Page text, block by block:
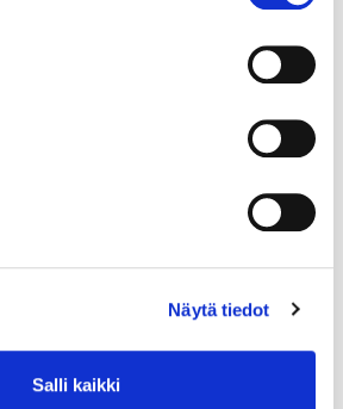
Näytä tiedot
Salli kaikki